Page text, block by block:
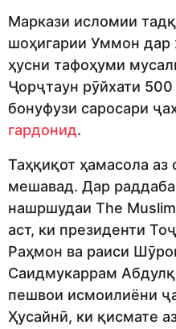
Маркази исломии
шоҳигарии Уммон дар
ҳусни тафоҳуми
Ҷорҷтаун рӯйхати
бонуфузи саросари
гардонид.
Таҳқиқот ҳамасола
мешавад. Дар
нашршудаи The
аст, ки президенти
Раҳмон ва раиси
Саидмукаррам
пешвои исмоилиёни
Ҳусайнӣ, ки қисмате